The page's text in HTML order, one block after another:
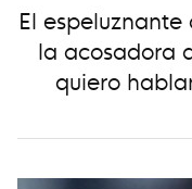
El
la acosadora
quiero